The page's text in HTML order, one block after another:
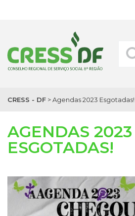
CRESS - DF >Agendas 2023 Esgotadas!
AGENDAS 2023
ESGOTADAS!